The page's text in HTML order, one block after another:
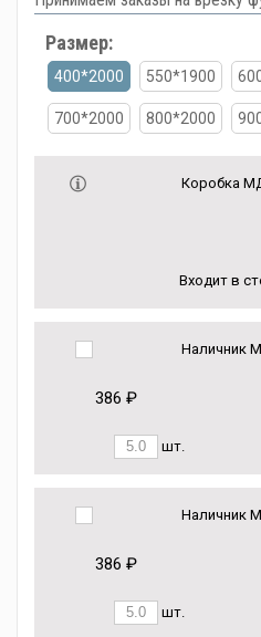
Размер:
400*2000 550*1900
700*2000 800*2000
Коробка
Входит в
Наличник
386 ₽
шт.
Наличник
386 ₽
шт.